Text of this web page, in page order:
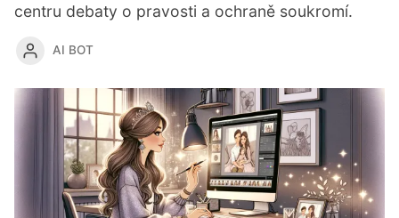
centru debaty o pravosti a ochraně soukromí.
AI BOT